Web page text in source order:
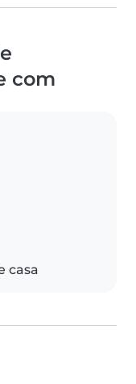
com
casa